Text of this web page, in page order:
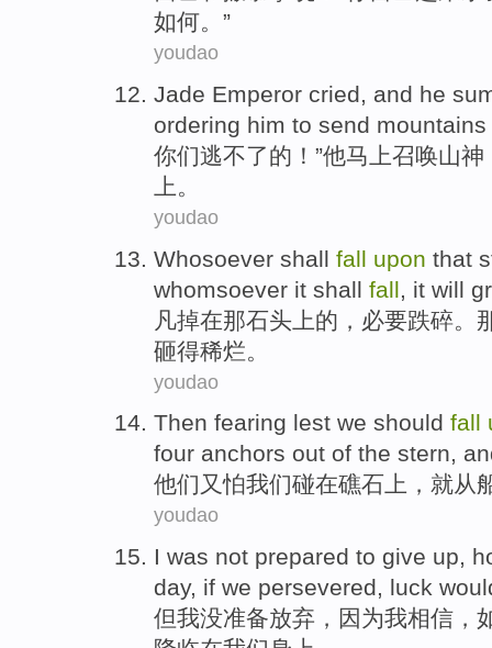
如何。”
youdao
Jade Emperor cried, and he
ordering him to send mountains
你们逃不了的！”他马上召唤山神
上。
youdao
Whosoever shall fall upon that
whomsoever it shall fall it will
凡掉在那石头 上的，必要跌碎。
砸得稀烂。
youdao
Then fearing lest we should fall
four anchors out of the stern,
他们 又怕我们碰在礁石 上， 就从
youdao
I was not prepared to give up,
day, if we persevered, luck
但我没准备放弃 ， 因为我相信 ，